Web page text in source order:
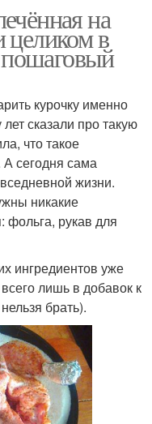
на
целиком в
курочку именно
сказали про такую
что такое
сегодня сама
жизни.
никакие
фольга, рукав для
ингредиентов уже
лишь в добавок к
брать).